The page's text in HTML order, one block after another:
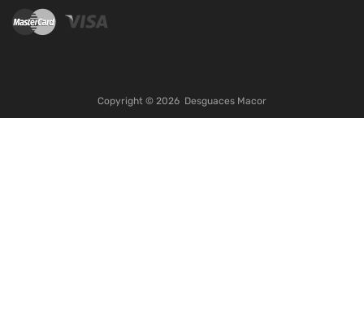
Copyright © 2026 Desguaces Macor